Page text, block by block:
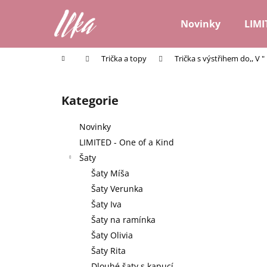
Novinky
Domů Trička a topy Trička s výstřihem do,, V "
Přeskočit
kategorie
Kategorie
Novinky
LIMITED - One of a Kind
Šaty
Šaty Míša
Šaty Verunka
Šaty Iva
Šaty na ramínka
Šaty Olivia
Šaty Rita
í
Zpět
do
Zpět
do